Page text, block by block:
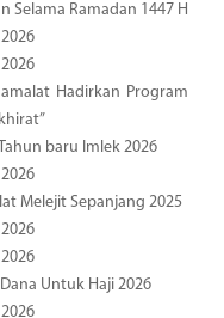
Selama Ramadan 1447 H
Hadirkan Program
baru Imlek 2026
Melejit Sepanjang 2025
Untuk Haji 2026